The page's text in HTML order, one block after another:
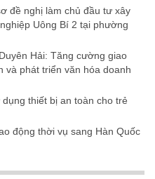
đề nghị làm chủ đầu tư xây
Uông Bí 2 tại phường
Hải: Tăng cường giao
và phát triển văn hóa doanh
thiết bị an toàn cho trẻ
động thời vụ sang Hàn Quốc